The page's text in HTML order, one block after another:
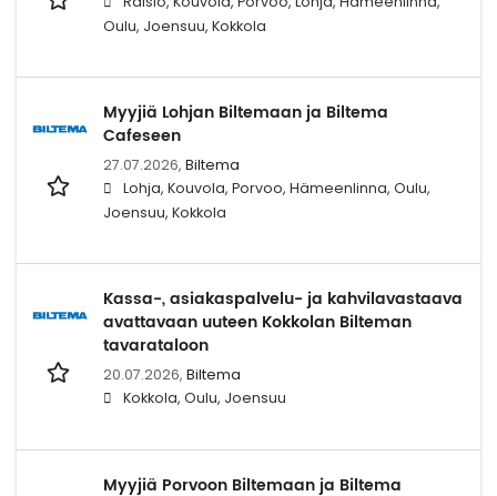
Oulu, Joensuu, Kokkola
Myyjiä Lohjan Biltemaan ja Biltema
Cafeseen
27.07.2026, Biltema
Lohja, Kouvola, Porvoo, Hämeenlinna, Oulu,
Joensuu, Kokkola
Kassa-, asiakaspalvelu- ja kahvilavastaava
avattavaan uuteen Kokkolan Bilteman
tavarataloon
20.07.2026, Biltema
Kokkola, Oulu, Joensuu
Myyjiä Porvoon Biltemaan ja Biltema